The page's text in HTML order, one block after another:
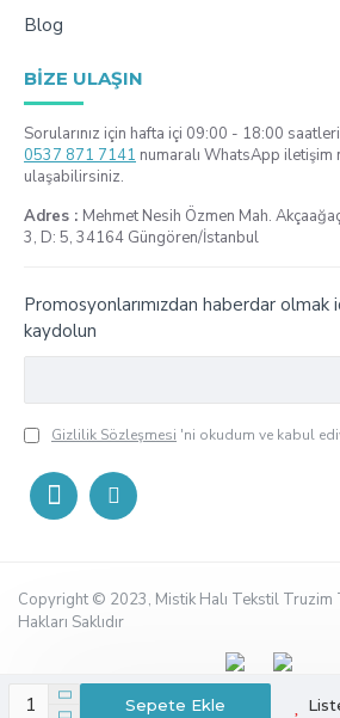
Sepete Ekle
Blog
BIZE ULAŞIN
Sorularınız için hafta içi 09:00 - 18:00
0537 871 7141 numaralı WhatsApp
ulaşabilirsiniz.
Adres : Mehmet Nesih Özmen Mah.
3, D: 5, 34164 Güngören/İstanbul
Promosyonlarımızdan haberdar olmak
kaydolun
Gizlilik Sözleşmesi 'ni okudum ve kabul
Copyright © 2023, Mistik Halı Tekstil Truzim
Hakları Saklıdır